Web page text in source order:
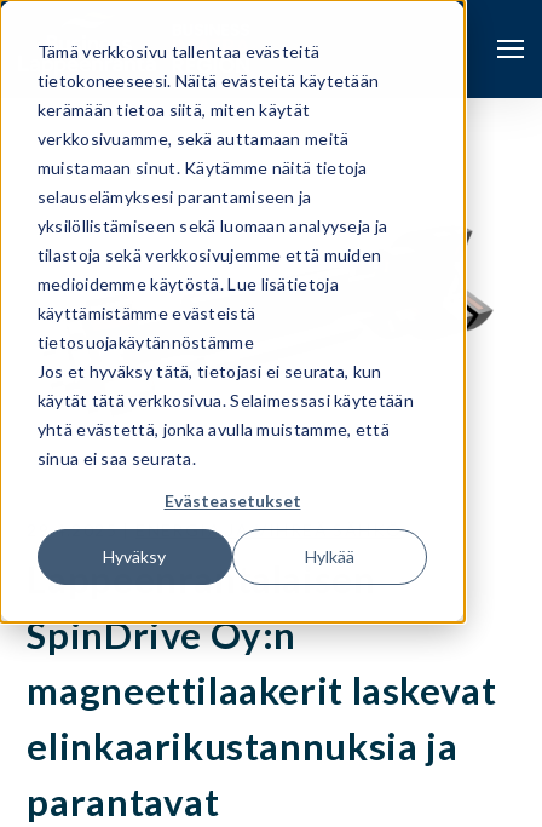
Tämä verkkosivu tallentaa evästeitä
tietokoneeseesi. Näitä evästeitä käytetään
kerämään tietoa siitä, miten käytät
verkkosivuamme, sekä auttamaan meitä
muistamaan sinut. Käytämme näitä tietoja
selauselämyksesi parantamiseen ja
yksilöllistämiseen sekä luomaan analyyseja ja
tilastoja sekä verkkosivujemme että muiden
medioidemme käytöstä. Lue lisätietoja
käyttämistämme evästeistä
tietosuojakäytännöstämme
Jos et hyväksy tätä, tietojasi ei seurata, kun
käytät tätä verkkosivua. Selaimessasi käytetään
yhtä evästettä, jonka avulla muistamme, että
sinua ei saa seurata.
Evästeasetukset
Hyväksy Hylkää
Haku
29.4.2025 |ENERGIA JA VIHREÄ SÄHKÖ
Lappeenrantalaisen
SpinDrive Oy:n
magneettilaakerit laskevat
elinkaarikustannuksia ja
parantavat